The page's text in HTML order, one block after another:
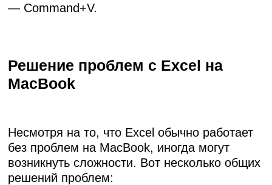
— Command+V.
Решение проблем с Excel на
MacBook
Несмотря на то, что Excel обычно работает
без проблем на MacBook, иногда могут
возникнуть сложности. Вот несколько общих
решений проблем: